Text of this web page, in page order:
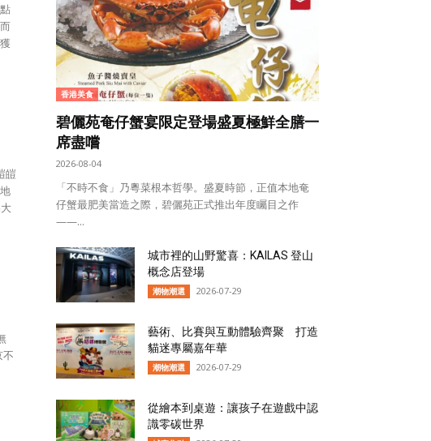
皚
香港美食
碧儷苑奄仔蟹宴限定登場盛夏極鮮全膳一
席盡嚐
2026-08-04
「不時不食」乃粵菜根本哲學。盛夏時節，正值本地奄
仔蟹最肥美當造之際，碧儷苑正式推出年度矚目之作
——...
城市裡的山野驚喜：KAILAS 登山
概念店登場
潮物潮選 2026-07-29
藝術、比賽與互動體驗齊聚 打造
貓迷專屬嘉年華
潮物潮選 2026-07-29
從繪本到桌遊：讓孩子在遊戲中認
識零碳世界